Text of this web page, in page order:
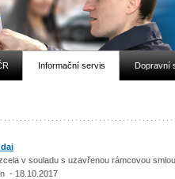
Informační servis Dopravní
v souladu s uzavřenou rámcovou
- 18.10.2017